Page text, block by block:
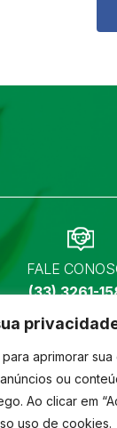
aprimorar
ou
Ao clicar em
uso de cookies.
FALE
(33) 3261-
os direitos